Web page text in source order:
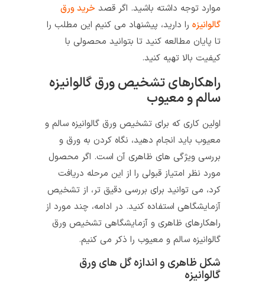
موارد توجه داشته باشید. اگر قصدخرید ورق
را دارید، پیشنهاد می کنیم این مطلب را
تا پایان مطالعه کنید تا بتوانید محصولی با
کیفیت بالا تهیه کنید.
راهکارهای تشخیص ورق گالوانیزه
سالم و معیوب
اولین کاری که برای تشخیص ورق گالوانیزه سالم و
معیوب باید انجام دهید، نگاه کردن به ورق و
بررسی ویژگی های ظاهری آن است. اگر محصول
مورد نظر امتیاز قبولی را از این مرحله دریافت
کرد، می توانید برای بررسی دقیق تر، از تشخیص
آزمایشگاهی استفاده کنید. در ادامه، چند مورد از
راهکارهای ظاهری و آزمایشگاهی تشخیص ورق
گالوانیزه سالم و معیوب را ذکر می کنیم.
شکل ظاهری و اندازه گل های ورق